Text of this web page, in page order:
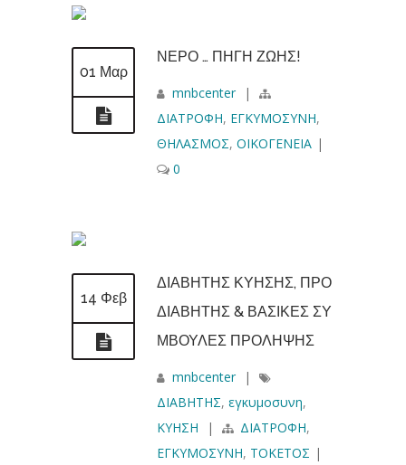
01 Μαρ
ΝΕΡΟ … ΠΗΓΗ ΖΩΗΣ!
mnbcenter
|
ΔΙΑΤΡΟΦΗ, ΕΓΚΥΜΟΣΥΝΗ,
ΘΗΛΑΣΜΟΣ, ΟΙΚΟΓΕΝΕΙΑ |
0
14 Φεβ
ΔΙΑΒΗΤΗΣ ΚΥΗΣΗΣ, ΠΡΟ
ΔΙΑΒΗΤΗΣ & ΒΑΣΙΚΕΣ ΣΥ
ΜΒΟΥΛΕΣ ΠΡΟΛΗΨΗΣ
mnbcenter
|
ΔΙΑΒΗΤΗΣ, εγκυμοσυνη,
ΚΥΗΣΗ
| ΔΙΑΤΡΟΦΗ,
ΕΓΚΥΜΟΣΥΝΗ, ΤΟΚΕΤΟΣ |